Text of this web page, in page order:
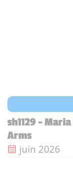
sh1129 -
Arms
Date de
juin 2026